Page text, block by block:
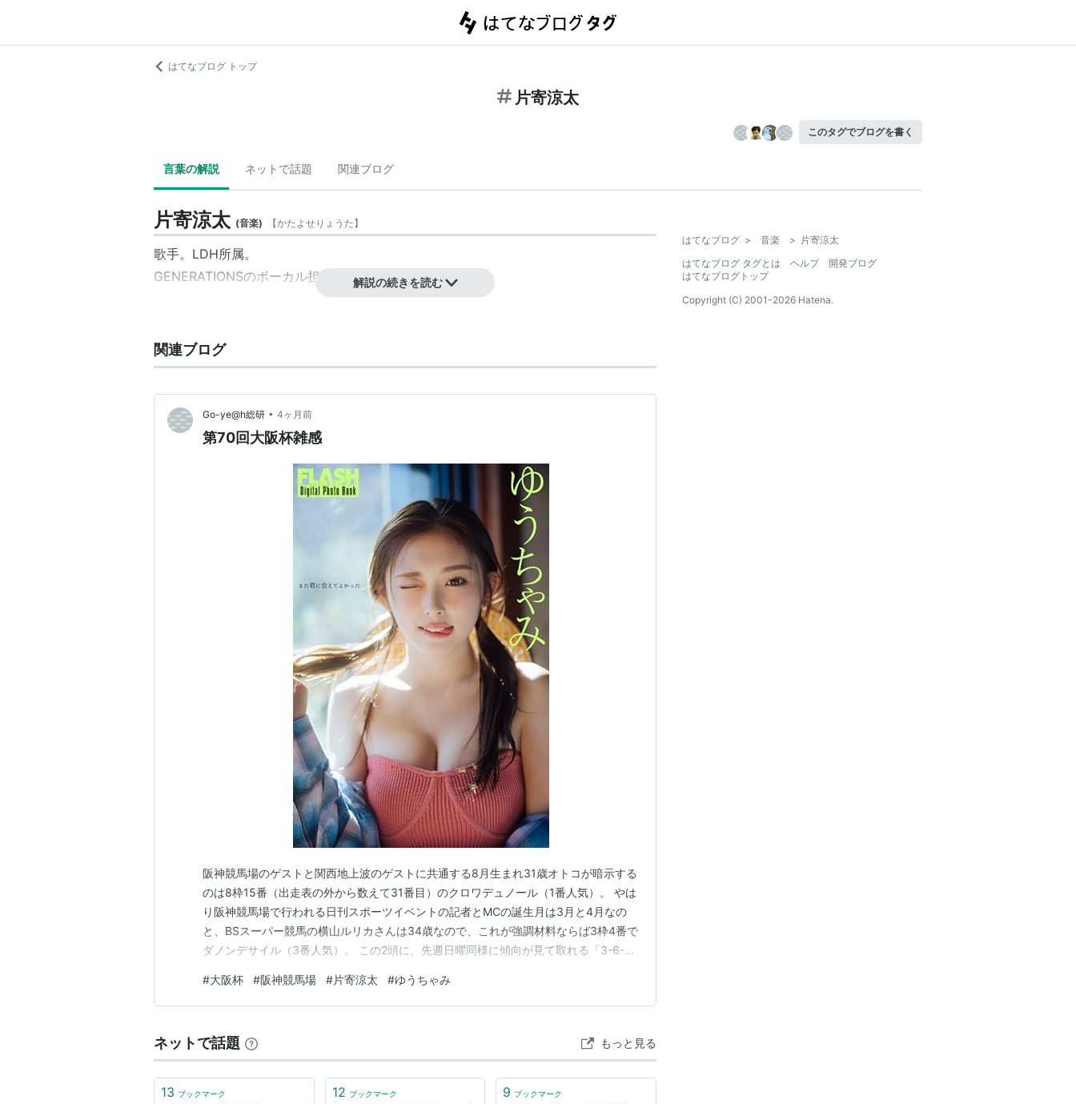
はてなブログ トップ
片寄涼太
このタグでブログを書く
言葉の解説 ネットで話題 関連ブログ
片寄涼太 (音楽) 【かたよせりょうた】
歌手。LDH所属。
GENERATIONSのボーカル担当。 解説の続きを読む
関連ブログ
Go-ye@h総研 • 4ヶ月前
第70回大阪杯雑感
阪神競馬場のゲストと関西地上波のゲストに共通する8月生まれ31歳オトコが暗示する
のは8枠15番（出走表の外から数えて31番目）のクロワデュノール（1番人気）。 やは
り阪神競馬場で行われる日刊スポーツイベントの記者とMCの誕生月は3月と4月なの
と、BSスーパー競馬の横山ルリカさんは34歳なので、これが強調材料ならば3枠4番で
ダノンデサイル（3番人気）。 この2頭に、先週日曜同様に傾向が見て取れる「3-6-
神メインで人気薄稼働（2着）しており、ルメール騎手鞍上で前走GIIの1着歴持ちでも
過剰集中していないところに「信…
#大阪杯 #阪神競馬場 #片寄涼太 #ゆうちゃみ
ネットで話題 もっと見る
13 ブックマーク 12 ブックマーク 9 ブックマーク
はてなブログ > 音楽 > 片寄涼太
はてなブログ タグとは
ヘルプ
開発ブログ
はてなブログトップ
Copyright (C) 2001-2026 Hatena.